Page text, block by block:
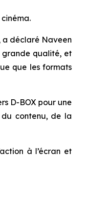
a déclaré Naveen
grande qualité, et
que les formats
D-BOX pour une
contenu, de la
à l’écran et